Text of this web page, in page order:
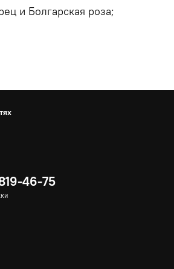
и Болгарская роза;
46-75